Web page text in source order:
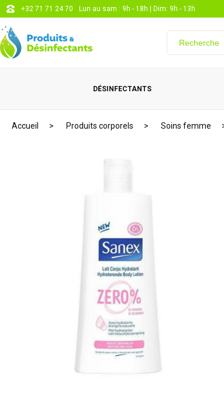
+32 71 71 24 70 Lun au sam : 9h - 18h | Dim: 9h - 13h
DÉSINFECTANTS
Accueil Produits corporels Soins femme